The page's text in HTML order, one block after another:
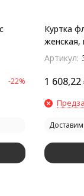
-22%
Куртка
женская,
серый
Артикул:
1 608,22
Доставим